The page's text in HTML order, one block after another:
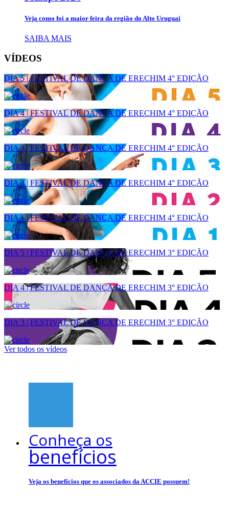
Veja como foi a maior feira da região do Alto Uruguai
SAIBA MAIS
VÍDEOS
DIA 5 | FESTIVAL DE DANÇA DE ERECHIM 4° EDIÇÃO
DIA 4 | FESTIVAL DE DANÇA DE ERECHIM 4° EDIÇÃO
DIA 3 | FESTIVAL DE DANÇA DE ERECHIM 4° EDIÇÃO
DIA 2 | FESTIVAL DE DANÇA DE ERECHIM 4° EDIÇÃO
DIA 1 | FESTIVAL DE DANÇA DE ERECHIM 4° EDIÇÃO
DIA 5 | FESTIVAL DE DANÇA DE ERECHIM 3° EDIÇÃO
DIA 4 | FESTIVAL DE DANÇA DE ERECHIM 3° EDIÇÃO
DIA 3 | FESTIVAL DE DANÇA DE ERECHIM 3° EDIÇÃO
Ver todos os vídeos
Conheça os
benefícios
Veja os benefícios que os associados da ACCIE possuem!